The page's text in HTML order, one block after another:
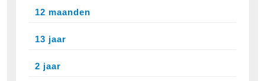
12 maanden
13 jaar
2 jaar